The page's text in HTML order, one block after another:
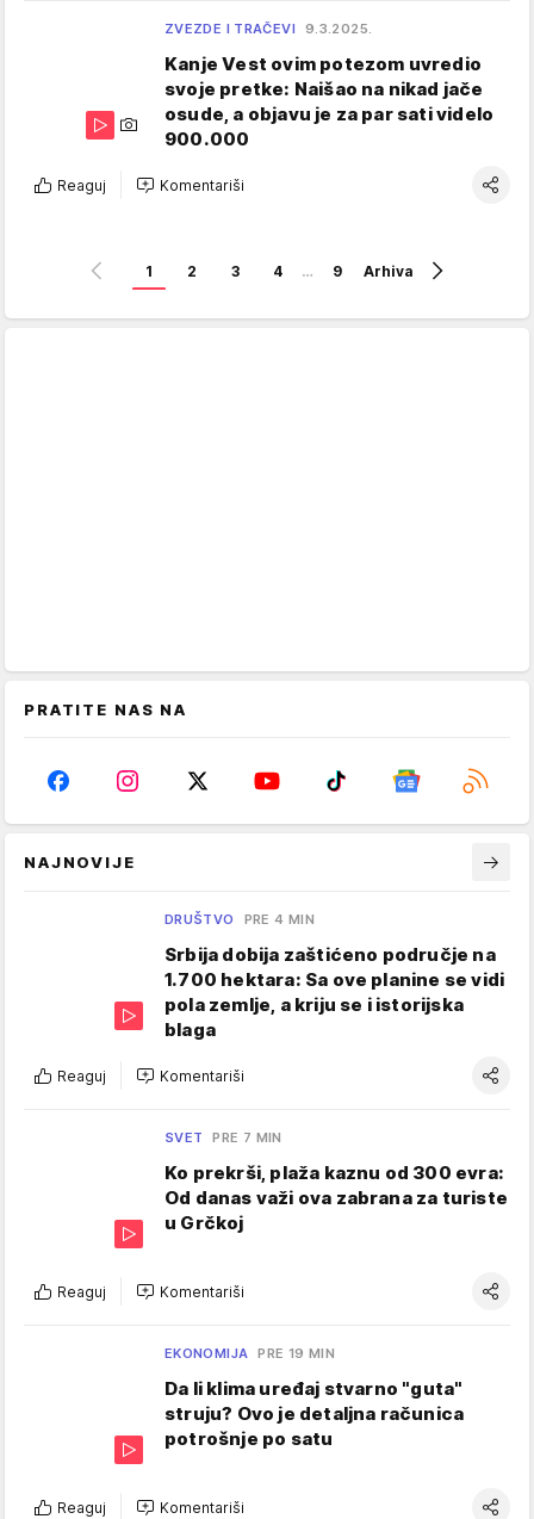
ZVEZDE I TRAČEVI 9.3.2025.
Kanje Vest ovim potezom uvredio
svoje pretke: Naišao na nikad jače
osude, a objavu je za par sati videlo
900.000
Reaguj Komentariši
1 2 3 4 … 9 Arhiva
PRATITE NAS NA
NAJNOVIJE
DRUŠTVO PRE 4 MIN
Srbija dobija zaštićeno područje na
1.700 hektara: Sa ove planine se vidi
pola zemlje, a kriju se i istorijska
blaga
Reaguj Komentariši
SVET PRE 7 MIN
Ko prekrši, plaža kaznu od 300 evra:
Od danas važi ova zabrana za turiste
u Grčkoj
Reaguj Komentariši
EKONOMIJA PRE 19 MIN
Da li klima uređaj stvarno "guta"
struju? Ovo je detaljna računica
potrošnje po satu
Reaguj Komentariši